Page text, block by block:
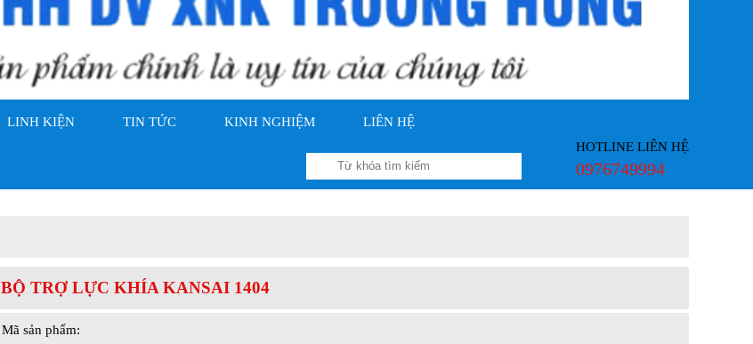
HOTLINE LIÊN HỆ
0976749994
LINH KIỆN TIN TỨC KINH NGHIỆM LIÊN HỆ
BỘ TRỢ LỰC KHÍA KANSAI 1404
Mã sản phẩm: